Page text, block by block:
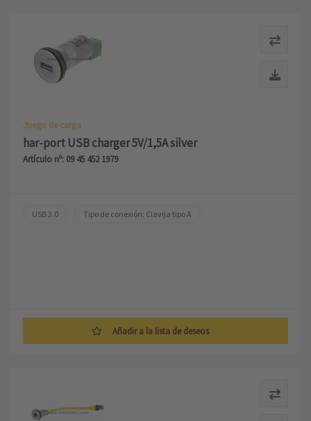
Juego de carga
har-port USB charger 5V/1,5A silver
Artículo nº: 09 45 452 1979
USB 3.0 Tipo de conexión: Clavija tipo A
Añadir a la lista de deseos